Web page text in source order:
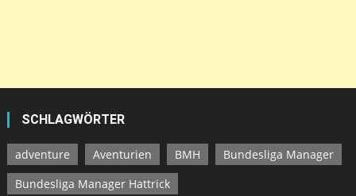
SCHLAGWÖRTER
adventure Aventurien BMH
Bundesliga Manager
Bundesliga Manager Hattrick